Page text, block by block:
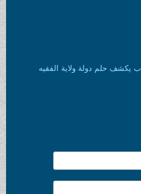
حلم دولة ولاية الفقيه